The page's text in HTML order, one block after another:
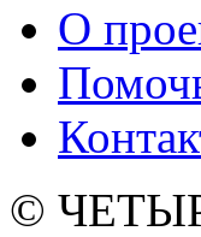
О
©